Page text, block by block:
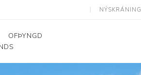
NÝSKRÁNING
OFÞYNGD